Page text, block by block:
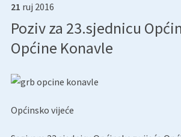
21 ruj 2016
Poziv za 23.sjednicu
Općine Konavle
Općinsko vijeće